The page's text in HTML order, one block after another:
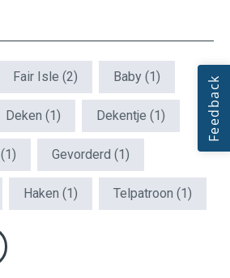
Fair Isle (2) Baby (1)
Deken (1) Dekentje (1)
(1) Gevorderd (1)
Haken (1) Telpatroon (1)